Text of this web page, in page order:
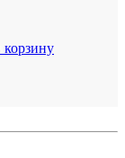
корзину